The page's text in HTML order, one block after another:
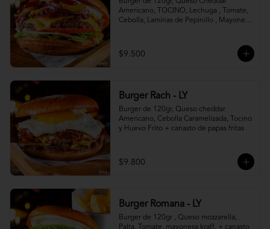
Americano, TOCINO, Lechuga , Tomate,
Cebolla, Laminas de Pepinillo , Mayonesa
$9.500
Burger Rach - LY
Burger de 120gr, Queso cheddar
Americano, Cebolla Caramelizada, Tocino
y Huevo Frito + canasto de papas fritas
$9.800
Burger Romana - LY
Burger de 120gr , Queso mozzarella,
Palta, Tomate, mayonesa kraff. + canasto